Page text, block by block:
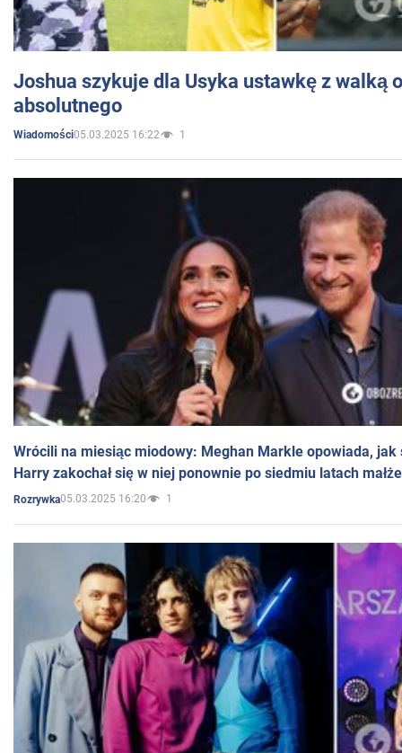
Joshua szykuje dla Usyka ustawkę z walką
absolutnego
Wiadomości05.03.2025 16:22 1
Wrócili na miesiąc miodowy: Meghan Markle opowiada, jak
Harry zakochał się w niej ponownie po siedmiu latach
Rozrywka05.03.2025 16:20 1